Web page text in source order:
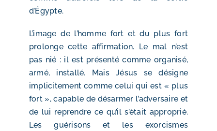
d’Égypte.
L’image de l’homme fort et du plus fort
prolonge cette affirmation. Le mal n’est
pas nié : il est présenté comme organisé,
armé, installé. Mais Jésus se désigne
implicitement comme celui qui est « plus
fort », capable de désarmer l’adversaire et
de lui reprendre ce qu’il s’était approprié.
Les guérisons et les exorcismes